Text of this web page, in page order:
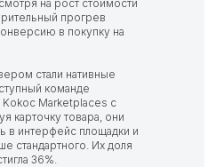
на рост стоимости
прогрев
в покупку на
стали нативные
команде
Kokoc Marketplaces с
карточку товара, они
в интерфейс площадки и
стандартного. Их доля
36%.